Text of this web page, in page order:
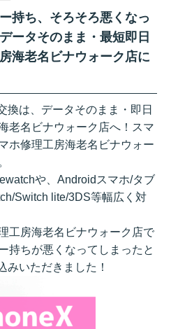
持ち、そろそろ悪くなっ
ータそのまま・最短即日
海老名ビナウォーク店に
換は、データそのまま・即日
老名ビナウォーク店へ！スマ
ホ修理工房海老名ビナウォー
や、Androidスマホ/タブ
Switch lite/3DS等幅広く対
工房海老名ビナウォーク店で
持ちが悪くなってしまったと
みいただきました！